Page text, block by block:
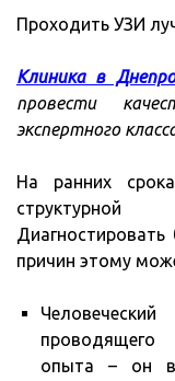
Проходить УЗИ
Клиника в
провести
экспертного
На ранних
Диагностировать
причин этому
проводящего
опыта – он